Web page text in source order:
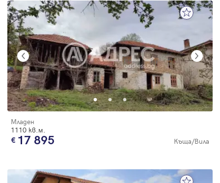
Младен
1110 кв.м.
17 895 Къща/Вила